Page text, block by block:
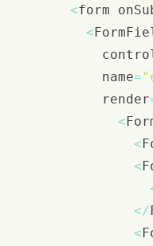
<form
<
          name
=
          render
<
<
<
</
<